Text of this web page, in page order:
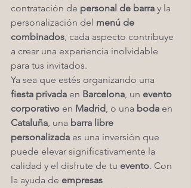
contratación de personal de barra y la
personalización del menú de
combinados, cada aspecto contribuye
a crear una experiencia inolvidable
para tus invitados.
Ya sea que estés organizando una
fiesta privada en Barcelona, un evento
corporativo en Madrid, o una boda en
Cataluña, una barra libre
personalizada es una inversión que
puede elevar significativamente la
calidad y el disfrute de tu evento. Con
la ayuda de empresas